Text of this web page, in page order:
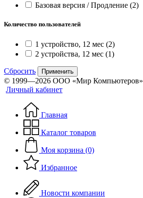
Базовая версия / Продление (2)
Количество пользователей
1 устройство, 12 мес (2)
2 устройства, 12 мес (1)
Сбросить Применить
© 1999—2026 ООО «Мир Компьютеров»
Личный кабинет
Главная
Каталог товаров
Моя корзина (0)
Избранное
Новости компании